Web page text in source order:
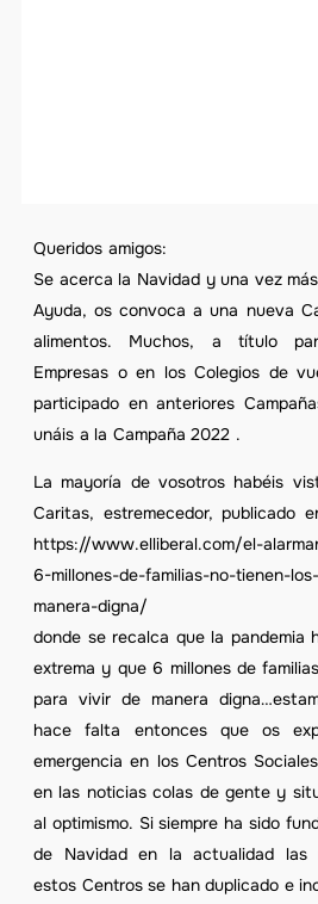
Queridos amigos:
Se acerca la Navidad y una vez
Ayuda, os convoca a una nueva
alimentos. Muchos, a título
Empresas o en los Colegios de
participado en anteriores
unáis a la Campaña 2022 .
La mayoría de vosotros habéis
Caritas, estremecedor, publicado
https://www.elliberal.com/el-
6-millones-de-familias-no-tienen-
manera-digna/
donde se recalca que la pandemia
extrema y que 6 millones de
para vivir de manera
hace falta entonces que os
emergencia en los Centros
en las noticias colas de gente y
al optimismo. Si siempre ha sido
de Navidad en la actualidad las
estos Centros se han duplicado e